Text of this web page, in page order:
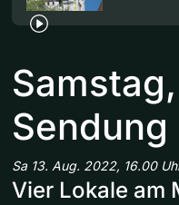
Sendung
Sa 13. Aug. 2022, 16.00
Vier Lokale am